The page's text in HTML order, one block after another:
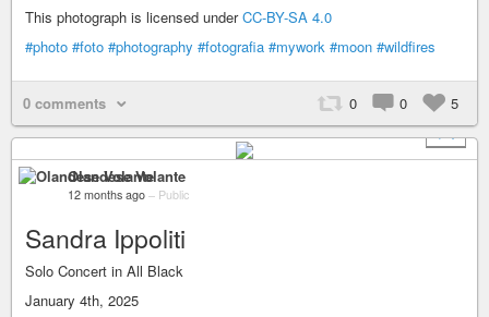
This photograph is licensed underCC-BY-SA 4.0
#photo #foto #photography #fotografia #mywork #moon #wildfires
0 comments 0 0
5
+ 1
Olandese Volante
12 months ago – Public
Sandra Ippoliti
Solo Concert in All Black
January 4th, 2025